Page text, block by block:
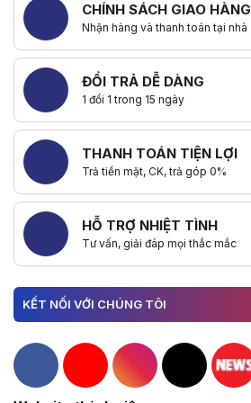
CHÍNH SÁCH GIAO HÀNG
Nhận hàng và thanh toán tại nhà
ĐỔI TRẢ DỄ DÀNG
1 đổi 1 trong 15 ngày
THANH TOÁN TIỆN LỢI
Trả tiền mặt, CK, trả góp 0%
HỖ TRỢ NHIỆT TÌNH
Tư vấn, giải đáp mọi thắc mắc
KẾT NỐI VỚI CHÚNG TÔI
Hacom Facebook
Hacom YouTube
Hacom Hacom